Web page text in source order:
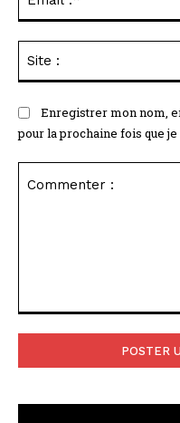
Enregistrer mon nom,
pour la prochaine fois que